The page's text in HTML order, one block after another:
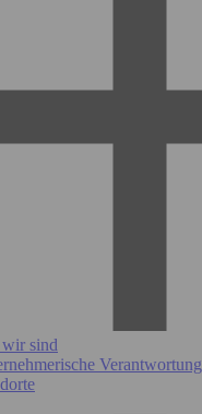
sind
Verantwortung